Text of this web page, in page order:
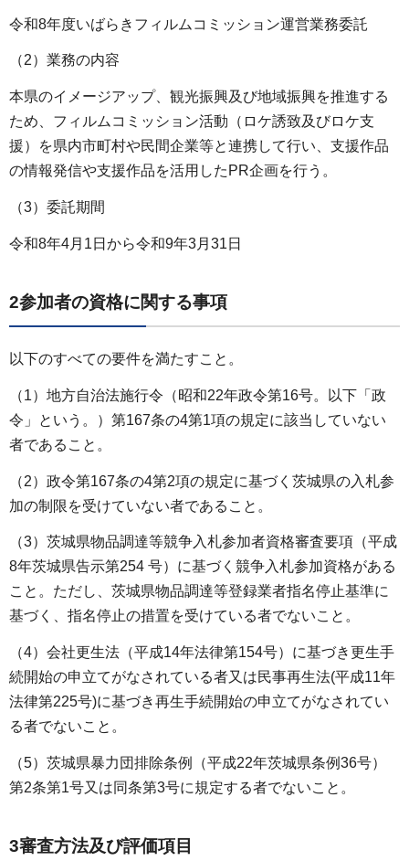
令和8年度いばらきフィルムコミッション運営業務委託
（2）業務の内容
本県のイメージアップ、観光振興及び地域振興を推進する
ため、フィルムコミッション活動（ロケ誘致及びロケ支
援）を県内市町村や民間企業等と連携して行い、支援作品
の情報発信や支援作品を活用したPR企画を行う。
（3）委託期間
令和8年4月1日から令和9年3月31日
2参加者の資格に関する事項
以下のすべての要件を満たすこと。
（1）地方自治法施行令（昭和22年政令第16号。以下「政
令」という。）第167条の4第1項の規定に該当していない
者であること。
（2）政令第167条の4第2項の規定に基づく茨城県の入札参
加の制限を受けていない者であること。
（3）茨城県物品調達等競争入札参加者資格審査要項（平成
8年茨城県告示第254 号）に基づく競争入札参加資格がある
こと。ただし、茨城県物品調達等登録業者指名停止基準に
基づく、指名停止の措置を受けている者でないこと。
（4）会社更生法（平成14年法律第154号）に基づき更生手
続開始の申立てがなされている者又は民事再生法(平成11年
法律第225号)に基づき再生手続開始の申立てがなされてい
る者でないこと。
（5）茨城県暴力団排除条例（平成22年茨城県条例36号）
第2条第1号又は同条第3号に規定する者でないこと。
3審査方法及び評価項目